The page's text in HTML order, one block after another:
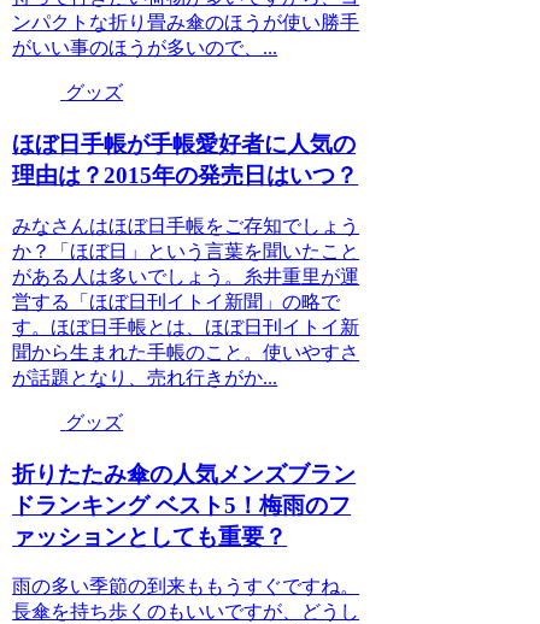
ンパクトな折り畳み傘のほうが使い勝手
がいい事のほうが多いので、...
グッズ
ほぼ日手帳が手帳愛好者に人気の
理由は？2015年の発売日はいつ？
みなさんはほぼ日手帳をご存知でしょう
か？「ほぼ日」という言葉を聞いたこと
がある人は多いでしょう。糸井重里が運
営する「ほぼ日刊イトイ新聞」の略で
す。ほぼ日手帳とは、ほぼ日刊イトイ新
聞から生まれた手帳のこと。使いやすさ
が話題となり、売れ行きがか...
グッズ
折りたたみ傘の人気メンズブラン
ドランキング ベスト5！梅雨のフ
ァッションとしても重要？
雨の多い季節の到来ももうすぐですね。
長傘を持ち歩くのもいいですが、どうし